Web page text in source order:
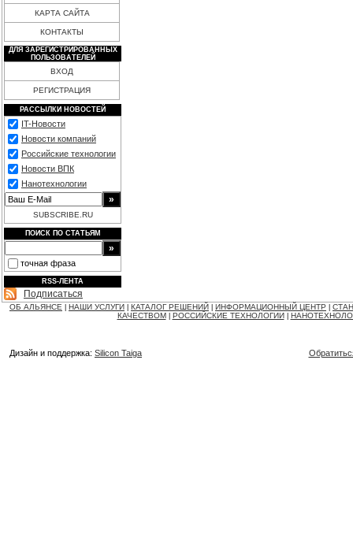
КАРТА САЙТА
КОНТАКТЫ
ДЛЯ ЗАРЕГИСТРИРОВАННЫХ
ПОЛЬЗОВАТЕЛЕЙ
ВХОД
РЕГИСТРАЦИЯ
РАССЫЛКИ НОВОСТЕЙ
IT-Новости
Новости компаний
Российские технологии
Новости ВПК
Нанотехнологии
SUBSCRIBE.RU
ПОИСК ПО СТАТЬЯМ
точная фраза
RSS-ЛЕНТА
Подписаться
ОБ АЛЬЯНСЕ НАШИ УСЛУГИ КАТАЛОГ РЕШЕНИЙ ИНФОРМАЦИОННЫЙ ЦЕНТР
КАЧЕСТВОМ
РОССИЙСКИЕ ТЕХНОЛОГИИ
Дизайн и поддержка: Silicon Taiga